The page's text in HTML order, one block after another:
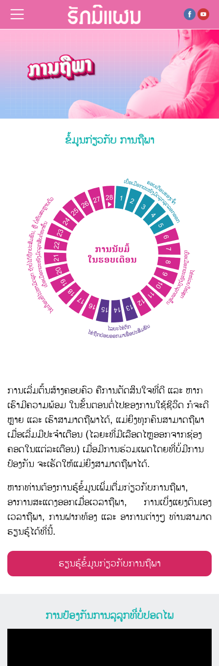
ຂໍ້ມູນກ່ຽວກັບ ການຖືພາ
ການເລີ່ມຕົ້ນສ້າງຄອບຄົວ ຄືການຕັດສິນໃຈທີ່ດີ ແລະ ຫາກ
ເຮົາມີຄວາມພ້ອມ ໃນຂັ້ນຕອນຕໍ່ໄປຂອງການໃຊ້ຊີວິດ ກໍຈະດີ
ຫຼາຍ ແລະ ເຮົາສາມາດຖືພາໄດ້, ແມ່ຍິງທຸກຄົນສາມາດຖືພາ
ເມື່ອເລີ່ມມີປະຈໍາເດືອນ (ໄລຍະທີ່ມີເລືອດໄຫຼອອກຈາກຊ່ອງ
ຄອດໃນແຕ່ລະເດືອນ) ເມື່ອມີການຮ່ວມເພດໂດຍທີ່ບໍ່່ມີການ
ປ້ອງກັນ ຈະເຮັດໃຫ້ແມ່ຍິງສາມາດຖືພາໄດ້.
ຫາກທ່ານຕ້ອງການຮູ້ຂໍ້ມູນເພິ່ມຕື່ມກ່ຽວກັບການຖືພາ,
ອາການສະແດງອອກເມື່ອເວລາຖືພາ, ການເບິ່ງແຍງຕົນເອງ
ເວລາຖືພາ, ການຝາກທ້ອງ ແລະ ອາການຕ່າງໆ ທ່ານສາມາດ
ຮຽນຮູ້ໄດ້ທີ່ນີ້.
ຮຽນຮູ້ຂໍ້ມູນກ່ຽວກັບການຖືພາ
ການປ້ອງກັນການລຸລູກທີ່ບໍ່ປອດໄພ